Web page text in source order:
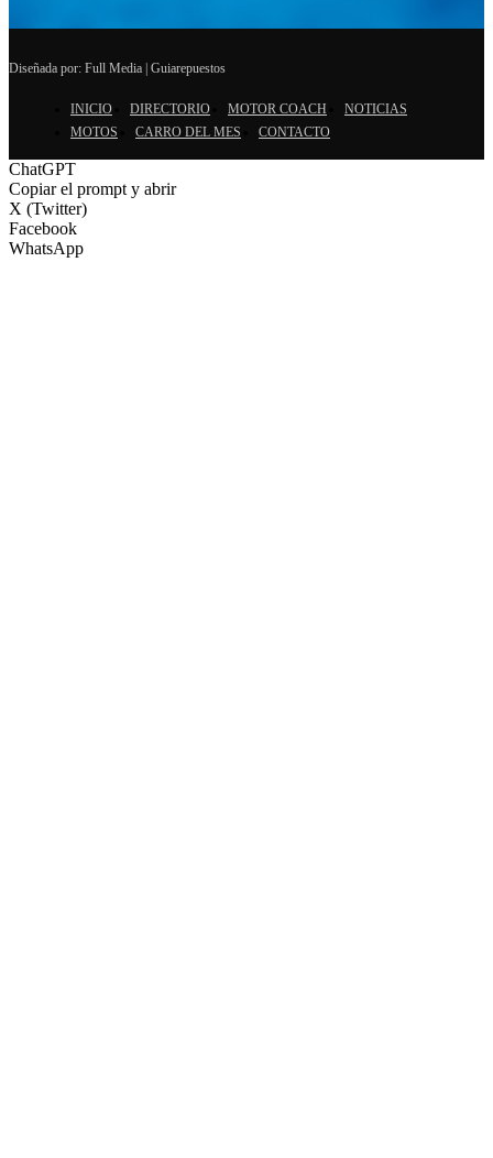
Diseñada por: Full Media | Guiarepuestos
INICIO DIRECTORIO MOTOR COACH
NOTICIAS
MOTOS
CARRO DEL MES CONTACTO
ChatGPT
Copiar el prompt y abrir
X (Twitter)
Facebook
WhatsApp